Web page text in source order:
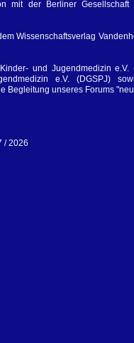
mit der Berliner Gesellschaft
Wissenschaftsverlag
und Jugendmedizin e.V.
e.V. (DGSPJ)
Begleitung unseres Forums
/ 2026